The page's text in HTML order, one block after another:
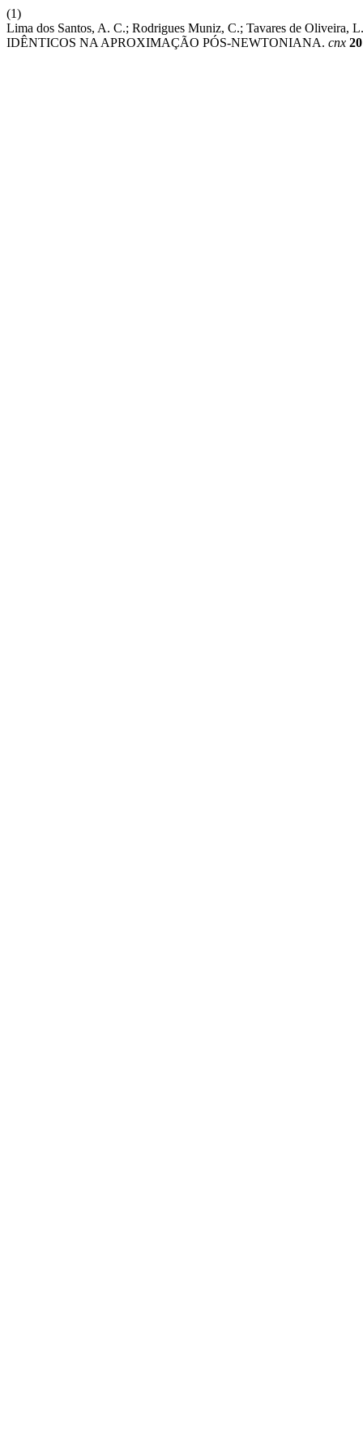
(1)
Lima dos Santos, A. C.; Rodrigues Muniz, C.; Tavares de
IDÊNTICOS NA APROXIMAÇÃO PÓS-NEWTONIANA. cnx